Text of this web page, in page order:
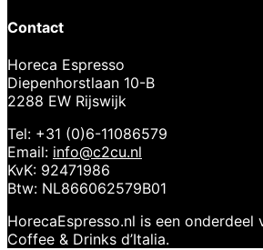
Contact
Horeca Espresso
Diepenhorstlaan 10-B
2288 EW Rijswijk
Tel: +31 (0)6-11086579
Email: info@c2cu.nl
KvK: 92471986
Btw: NL866062579B01
HorecaEspresso.nl is een onderdeel
Coffee & Drinks d’Italia.